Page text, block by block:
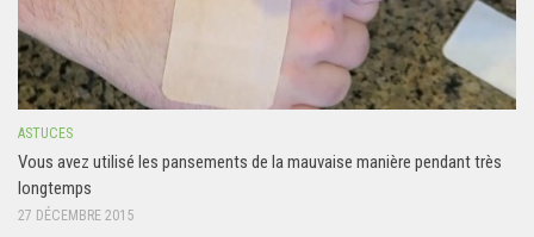
ASTUCES
Vous avez utilisé les pansements de la mauvaise manière pendant très
longtemps
27 DÉCEMBRE 2015